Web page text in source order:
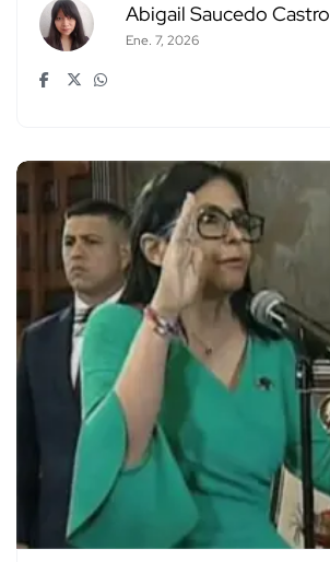
Abigail Saucedo Castro
Ene. 7, 2026